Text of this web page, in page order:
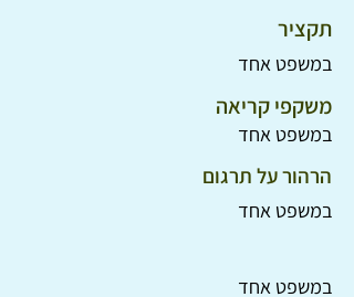
תקציר
במשפט אחד
משקפי קריאה
במשפט אחד
הרהור על תרגום
במשפט אחד
במשפט אחד